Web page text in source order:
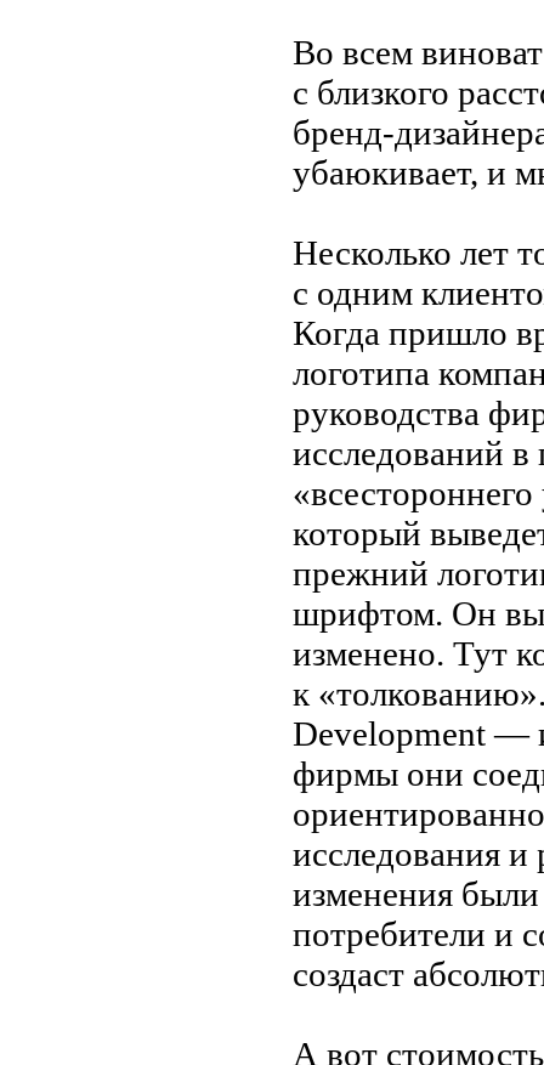
Во всем
с близкого
бренд-
убаюкивает, и
Несколько лет
с одним
Когда пришло
логотипа
руководства
исследований в
«
который
прежний
шрифтом. Он
изменено. Тут
к «толкованию»
Development—
фирмы они
исследования и
изменения
потребители и
создаст
А вот